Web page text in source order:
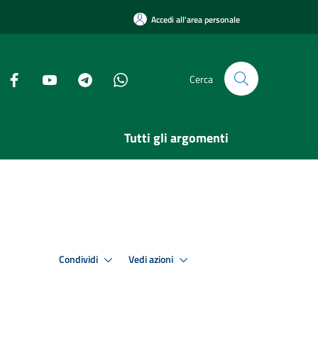
Accedi all'area personale
Cerca
Tutti gli argomenti
Condividi Vedi azioni